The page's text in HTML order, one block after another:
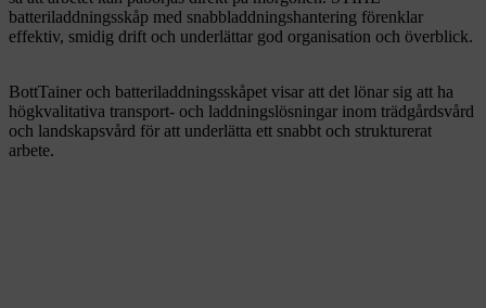
batteriladdningsskåp med snabbladdningshantering förenklar
effektiv, smidig drift och underlättar god organisation och överblick.
BottTainer och batteriladdningsskåpet visar att det lönar sig att ha
högkvalitativa transport- och laddningslösningar inom trädgårdsvård
och landskapsvård för att underlätta ett snabbt och strukturerat
arbete.